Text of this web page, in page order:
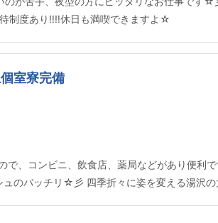
制度あり‼‼休日も満喫できますよ☆
室寮完備
、コンビニ、飲食店、薬局などがあり便利
のバッチリ☆彡 四季折々に姿を変える湯沢の